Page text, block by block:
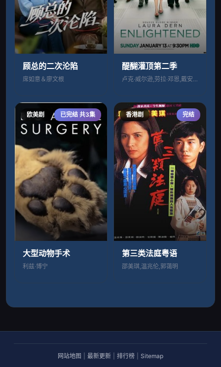
顾总的二次沦陷
席如意＆廖文根
醍醐灌顶第二季
卢克·威尔逊,劳拉·邓恩,戴安·拉德
欧美剧 已完结 共3集
大型动物手术
利兹·博宁
香港剧 完结
第三类法庭粤语
邵美琪,温兆伦,郭蔼明
网站地图 最新更新 排行榜 Sitemap